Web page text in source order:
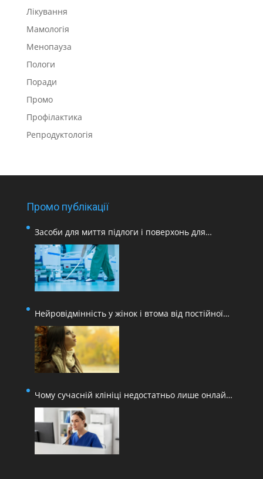
Лікування
Мамологія
Менопауза
Пологи
Поради
Промо
Профілактика
Репродуктологія
Промо публікації
Засоби для миття підлоги і поверхонь для
медичних закладів
Нейровідмінність у жінок і втома від постійної
адаптації
Чому сучасній клініці недостатньо лише онлайн-
запису